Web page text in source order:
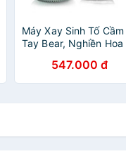
Máy Xay Sinh Tố Cầm
Tay Bear, Nghiền Hoa
Chất Liệu An Toàn LLJ-
D04A1 - Hàng Chính
547.000 đ